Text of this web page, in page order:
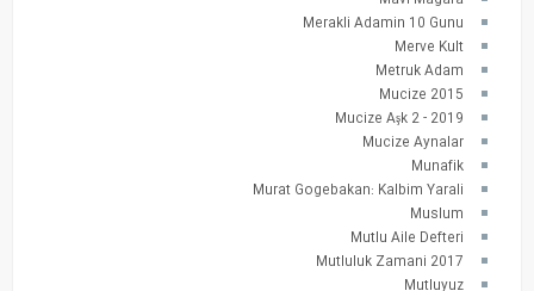
Merakli Adamin 10 Gunu
Merve Kult
Metruk Adam
Mucize 2015
Mucize Aşk 2 - 2019
Mucize Aynalar
Munafik
Murat Gogebakan: Kalbim Yarali
Muslum
Mutlu Aile Defteri
Mutluluk Zamani 2017
Mutluyuz